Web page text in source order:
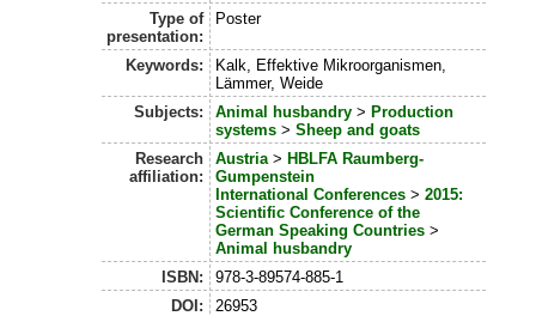
Type of
presentation:
Poster
Keywords:
Kalk, Effektive Mikroorganismen,
Lämmer, Weide
Subjects:
Animal husbandry> Production
systems> Sheep and goats
Research
affiliation:
Austria> HBLFA Raumberg-
Gumpenstein
International Conferences> 2015:
Scientific Conference of the
German Speaking Countries>
Animal husbandry
ISBN:
978-3-89574-885-1
DOI:
26953